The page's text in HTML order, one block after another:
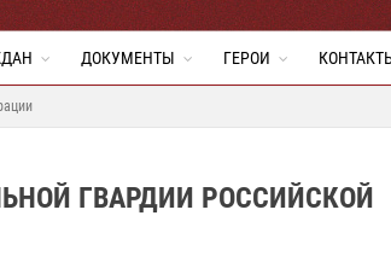
ДОКУМЕНТЫ ГЕРОИ
ГВАРДИИ РОССИЙСКОЙ